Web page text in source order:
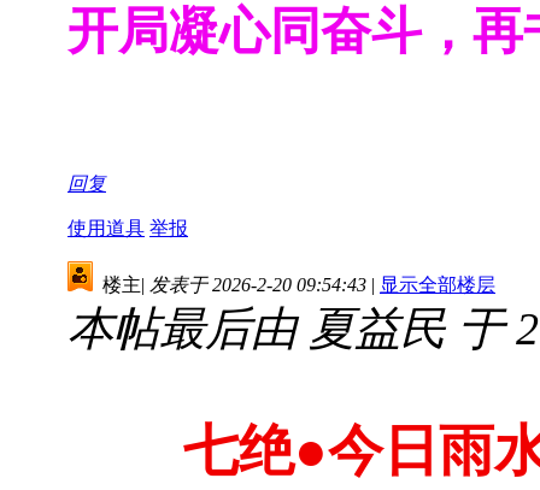
开局凝心同奋斗，
回复
使用道具 举报
楼主| 发表于 2026-2-20 09:54:43 | 显示全部楼层
本帖最后由 夏益民 于
七绝●今日雨